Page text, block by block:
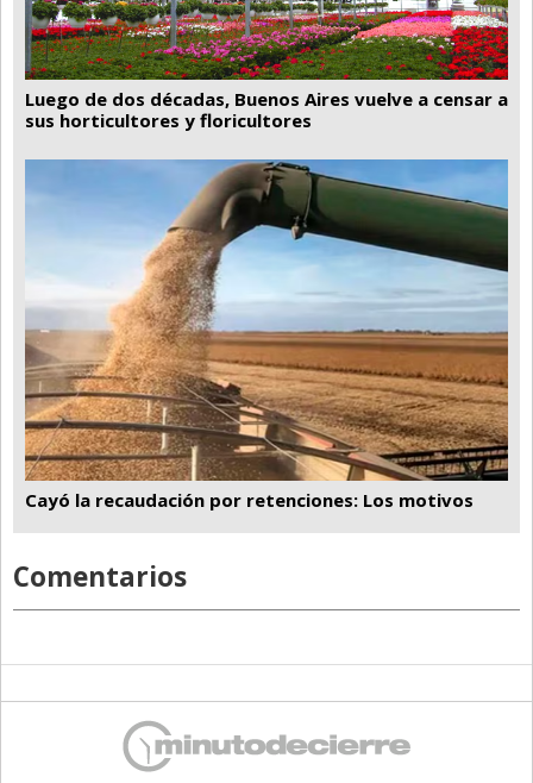
Luego de dos décadas, Buenos Aires vuelve a censar a
sus horticultores y floricultores
Cayó la recaudación por retenciones: Los motivos
Comentarios